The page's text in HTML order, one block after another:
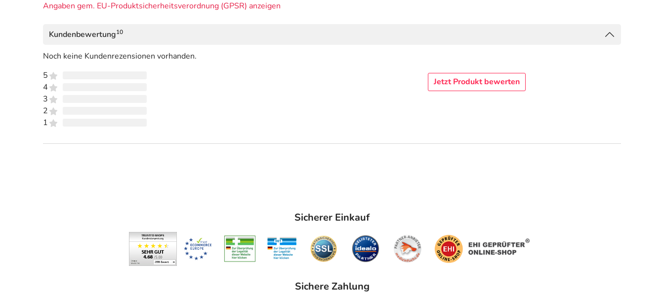
Angaben gem. EU-Produktsicherheitsverordnung (GPSR) anzeigen
Kundenbewertung10
Noch keine Kundenrezensionen vorhanden.
5
4
3
2
1
Jetzt Produkt bewerten
Sicherer Einkauf
Sichere Zahlung